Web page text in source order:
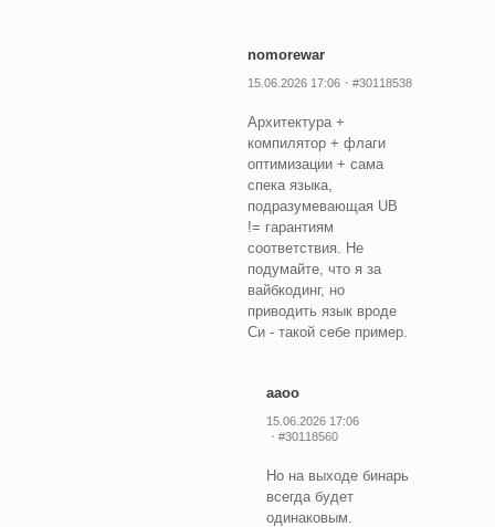
nomorewar
15.06.2026 17:06 #30118538
Архитектура +
компилятор + флаги
оптимизации + сама
спека языка,
подразумевающая UB
!= гарантиям
соответствия. Не
подумайте, что я за
вайбкодинг, но
приводить язык вроде
Си - такой себе пример.
aaoo
15.06.2026 17:06
#30118560
Но на выходе бинарь
всегда будет
одинаковым.